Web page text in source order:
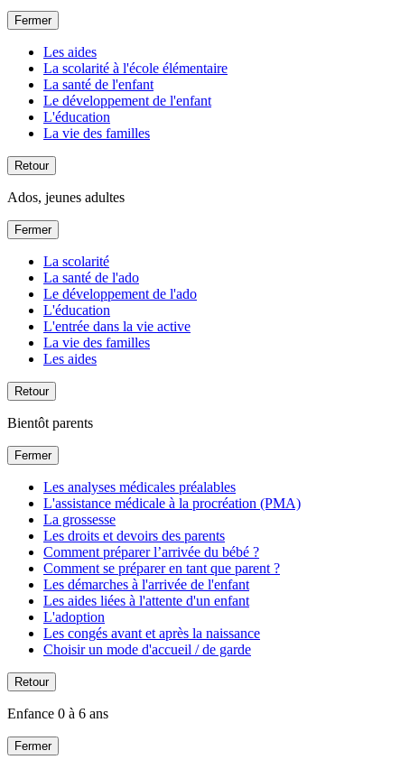
Fermer
Les aides
La scolarité à l'école élémentaire
La santé de l'enfant
Le développement de l'enfant
L'éducation
La vie des familles
Retour
Ados, jeunes adultes
Fermer
La scolarité
La santé de l'ado
Le développement de l'ado
L'éducation
L'entrée dans la vie active
La vie des familles
Les aides
Retour
Bientôt parents
Fermer
Les analyses médicales préalables
L'assistance médicale à la procréation (PMA)
La grossesse
Les droits et devoirs des parents
Comment préparer l’arrivée du bébé ?
Comment se préparer en tant que parent ?
Les démarches à l'arrivée de l'enfant
Les aides liées à l'attente d'un enfant
L'adoption
Les congés avant et après la naissance
Choisir un mode d'accueil / de garde
Retour
Enfance 0 à 6 ans
Fermer